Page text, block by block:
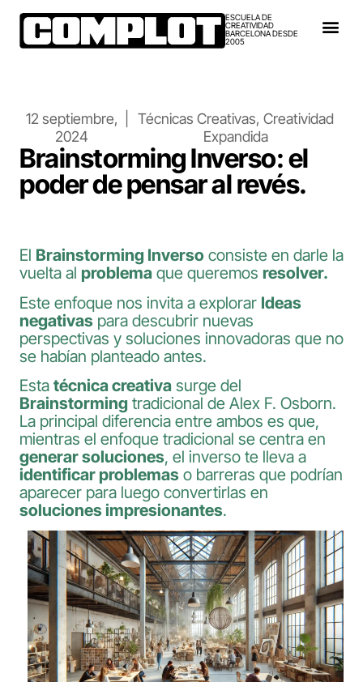
ESCUELA DE
CREATIVIDAD
BARCELONA DESDE
2005
12 septiembre,
2024
Técnicas Creativas, Creatividad
Expandida
Brainstorming Inverso: el
poder de pensar al revés.
El Brainstorming Inverso consiste en darle la
vuelta al problema que queremos resolver.
Este enfoque nos invita a explorar Ideas
negativas para descubrir nuevas
perspectivas y soluciones innovadoras que no
se habían planteado antes.
Esta técnica creativa surge del
Brainstorming tradicional de Alex F. Osborn.
La principal diferencia entre ambos es que,
mientras el enfoque tradicional se centra en
generar soluciones, el inverso te lleva a
identificar problemas o barreras que podrían
aparecer para luego convertirlas en
soluciones impresionantes.